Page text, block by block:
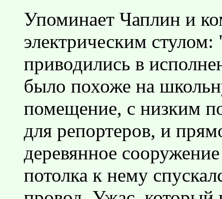
Упоминает Чаплин и
электрическим стулом:
приводились в
было похоже на
помещение, с низким
для репортеров, и
деревянное
потолка к нему